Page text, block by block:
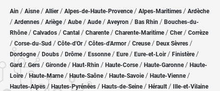
Ain / Aisne/ Allier/ Alpes-de-Haute-Provence / Alpes-Maritimes / Ardèche
/ Ardennes / Ariège/ Aube/ Aude / Aveyron / Bas Rhin / Bouches-du-
Rhône/ Calvados / Cantal / Charente / Charente-Maritime/ Cher / Corrèze
/ Corse-du-Sud / Côte-d'Or / Côtes-d'Armor/ Creuse/ Deux Sèvres /
Dordogne/ Doubs / Drôme/ Essonne / Eure/ Eure-et-Loir / Finistère/
Gard/Gers / Gironde/ Haut-Rhin / Haute-Corse/ Haute-Garonne/ Haute-
Loire/Haute-Marne/ Haute-Saône/ Haute-Savoie/ Haute-Vienne/
Hautes-Alpes/ Hautes-Pyrénées / Hauts-de-Seine/ Hérault / Ille-et-Vilaine